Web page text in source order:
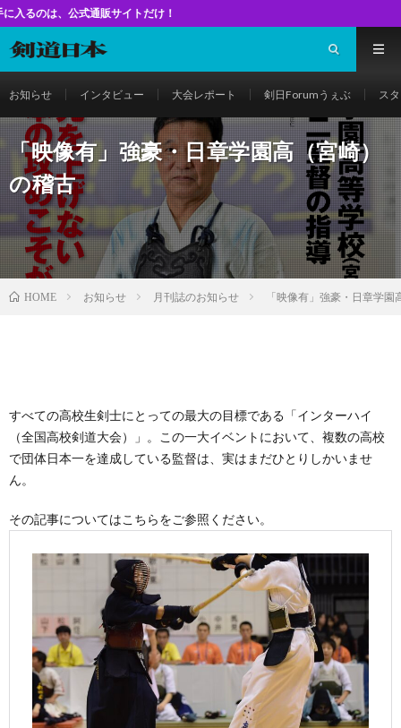
販サイトだけ！
お知らせ インタビュー 大会レポート 剣日Forumうぇぶ ス
「映像有」強豪・日章学園高（宮崎）
の稽古
HOME お知らせ 月刊誌のお知らせ 「映像有」強豪・日章学
すべての高校生剣士にとっての最大の目標である「インターハイ
（全国高校剣道大会）」。この一大イベントにおいて、複数の高校
で団体日本一を達成している監督は、実はまだひとりしかいませ
ん。
その記事についてはこちらをご参照ください。